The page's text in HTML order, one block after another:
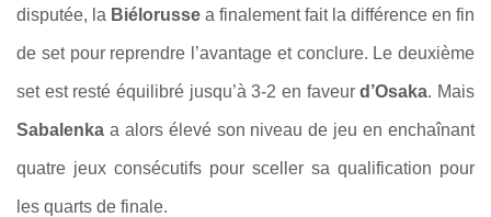
disputée, la Biélorusse a finalement fait la différence en fin
de set pour reprendre l’avantage et conclure. Le deuxième
set est resté équilibré jusqu’à 3-2 en faveurd’Osaka. Mais
Sabalenka a alors élevé son niveau de jeu en enchaînant
quatre jeux consécutifs pour sceller sa qualification pour
les quarts de finale.